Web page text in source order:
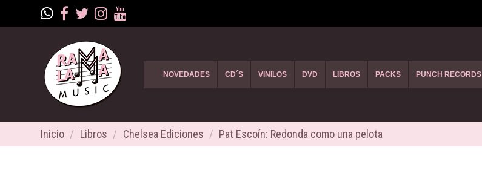
NOVEDADES CD´S VINILOS DVD LIBROS PACKS PUNCH RECORDS
Inicio Libros Chelsea Ediciones Pat Escoín: Redonda como una pelota